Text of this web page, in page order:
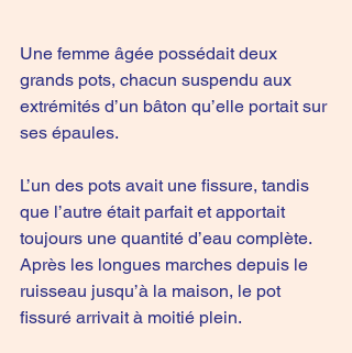
Une femme âgée possédait deux
grands pots, chacun suspendu aux
extrémités d’un bâton qu’elle portait sur
ses épaules.
L’un des pots avait une fissure, tandis
que l’autre était parfait et apportait
toujours une quantité d’eau complète.
Après les longues marches depuis le
ruisseau jusqu’à la maison, le pot
fissuré arrivait à moitié plein.